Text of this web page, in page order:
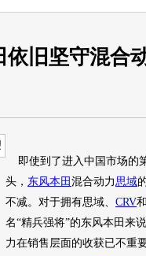
旧坚守混合
即使到了进入中国市场的
头， 东风本田 混合动力 思域
不减。对于拥有思域 CRV和
名“精兵强将”的东风本田 来
力在销售层面的收获已不重